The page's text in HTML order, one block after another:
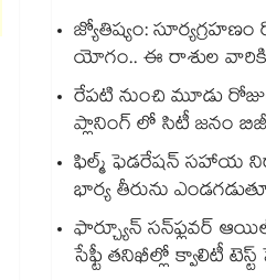
జ్యోతిష్యం: సూర్యగ్రహణం
యోగం.. ఈ రాశుల
రేపటి నుంచి మూడు
ప్లానింగ్ లో సిటీ జనం బిజీ
ఫిల్మ్ ఫెడరేషన్ సహాయ
భార్య తీరును
ఫార్చ్యూన్ సన్‌ఫ్లవర్
సేఫ్టీ తనిఖీల్లో క్వాలిటీ